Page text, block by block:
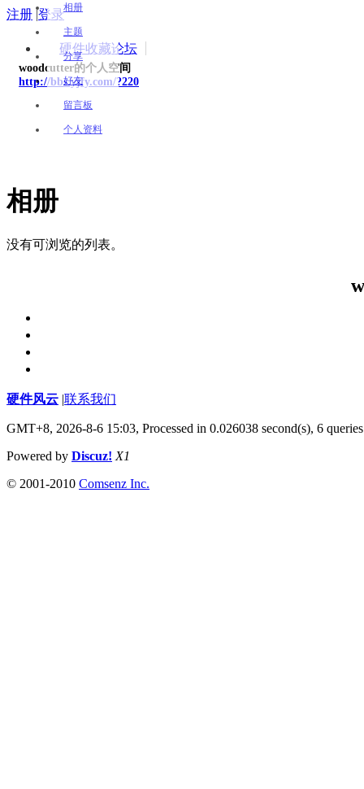
注册 |登录
硬件收藏论坛
woodcutter的个人空间
http://bbs.yjfy.com/?220
相册
主题
分享
好友
留言板
个人资料
相册
没有可浏览的列表。
硬件风云 联系我们
GMT+8, 2026-8-6 15:03, Processed in 0.026038 second(s), 6 queries
Powered by Discuz! X1
© 2001-2010 Comsenz Inc.